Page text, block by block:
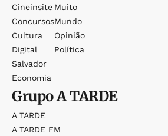
Cineinsite
Concursos
Cultura
Digital
Salvador
Economia
Muito
Mundo
Opinião
Política
GrupoA TARDE
A TARDE
A TARDE FM